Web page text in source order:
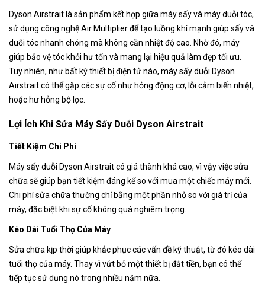
Dyson Airstrait là sản phẩm kết hợp giữa máy sấy và máy duỗi tóc,
sử dụng công nghệ Air Multiplier để tạo luồng khí mạnh giúp sấy và
duỗi tóc nhanh chóng mà không cần nhiệt độ cao. Nhờ đó, máy
giúp bảo vệ tóc khỏi hư tổn và mang lại hiệu quả làm đẹp tối ưu.
Tuy nhiên, như bất kỳ thiết bị điện tử nào, máy sấy duỗi Dyson
Airstrait có thể gặp các sự cố như hỏng động cơ, lỗi cảm biến nhiệt,
hoặc hư hỏng bộ lọc.
Lợi Ích Khi Sửa Máy Sấy Duỗi Dyson Airstrait
Tiết Kiệm Chi Phí
Máy sấy duỗi Dyson Airstrait có giá thành khá cao, vì vậy việc sửa
chữa sẽ giúp bạn tiết kiệm đáng kể so với mua một chiếc máy mới.
Chi phí sửa chữa thường chỉ bằng một phần nhỏ so với giá trị của
máy, đặc biệt khi sự cố không quá nghiêm trọng.
Kéo Dài Tuổi Thọ Của Máy
Sửa chữa kịp thời giúp khắc phục các vấn đề kỹ thuật, từ đó kéo dài
tuổi thọ của máy. Thay vì vứt bỏ một thiết bị đắt tiền, bạn có thể
tiếp tục sử dụng nó trong nhiều năm nữa.